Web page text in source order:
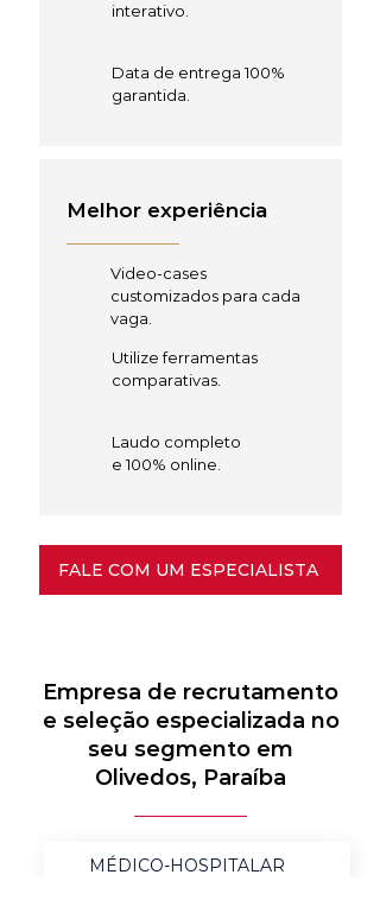
interativo.
Data de entrega 100%
garantida.
Melhor experiência
Video-cases
customizados para cada
vaga.
Utilize ferramentas
comparativas.
Laudo completo
e 100% online.
FALE COM UM ESPECIALISTA
Empresa de recrutamento
e seleção especializada no
seu segmento em
Olivedos, Paraíba
MÉDICO-HOSPITALAR